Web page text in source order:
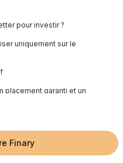
pour investir ?
uniquement sur le
placement garanti et un
trop complexe ou
placements sur un seul
Finary
Édité parMounir Laggoune
investissement sont :